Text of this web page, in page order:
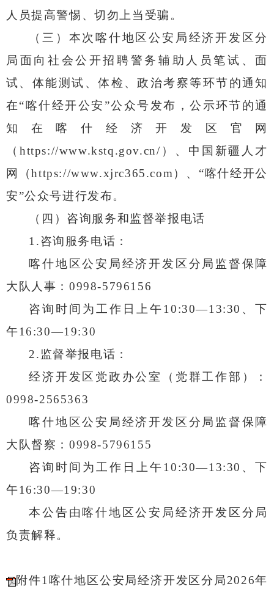
人员提高警惕、切勿上当受骗。
（三） 本次喀什地区公安局经济开发区分
局 面向社会公开招聘警务辅助人员笔试、面
试、体能测试、体检、政治考察等环节的通知
在“喀什经开公安”公众号发布，公示环节的通
知在喀什经济开发区官
网
（ https://www.kstq.gov.cn/ ） 、 中国新疆人才
网（https://www.xjrc365.com ）、 “喀什经开公
安”公众号进行发布。
（四）咨询服务和监督举报电话
1.咨询服务电话：
喀什地区公安局经济开发区分局监督保障
大队人事： 0998-5796156
咨询时间为工作日上午10:30—13:30 、下
午16:30—19:30
2. 监督举报电话：
经济开发区党政办公室（党群工作部）：
0998-2565363
喀什地区公安局经济开发区分局监督保障
大队督察： 0998-5796155
咨询时间为工作日上午10:30—13:30 、下
午16:30—19:30
本公告由喀什地区公安局经济开发区分局
负责解释。
附件1喀什地区公安局经济开发区分局2026年